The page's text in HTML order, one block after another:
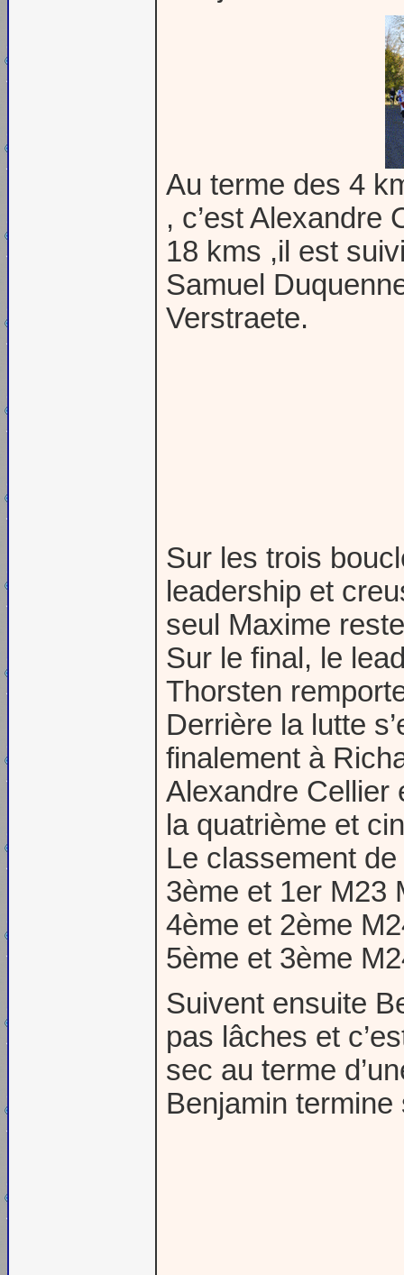
Au terme des 4
, c’est Alexandre
18 kms ,il est
Samuel
Verstraete.
Sur les trois
leadership et
seul Maxime
Sur le final, le
Thorsten
Derrière la lutte
finalement à
Alexandre Cellier
la quatrième et
Le classement
3ème et 1er M23
4ème et 2ème
5ème et 3ème
Suivent ensuite
pas lâches et
sec au terme
Benjamin